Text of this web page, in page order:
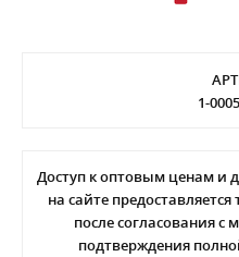
1-
Доступ к оптовым ценам и
на сайте
после согласования с
подтверждения